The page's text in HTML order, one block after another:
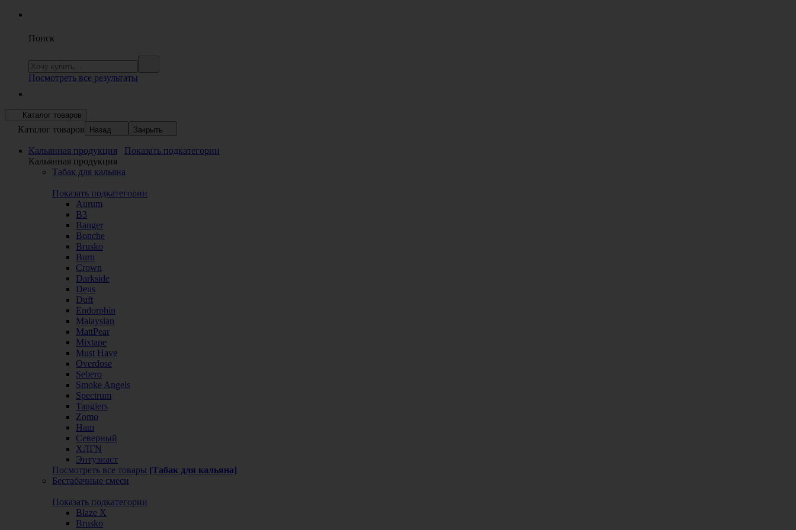
Поиск
Посмотреть все результаты
Каталог товаров
Каталог товаров Назад Закрыть
Кальянная продукция
Показать подкатегории
Кальянная продукция
Табак для кальяна
Показать подкатегории
Aurum
B3
Banger
Bonche
Brusko
Burn
Crown
Darkside
Deus
Duft
Endorphin
Malaysian
MattPear
Mixtape
Must Have
Overdose
Sebero
Smoke Angels
Spectrum
Tangiers
Zomo
Наш
Северный
ХЛГN
Энтузиаст
Посмотреть все товары [Табак для кальяна]
Бестабачные смеси
Показать подкатегории
Blaze X
Brusko